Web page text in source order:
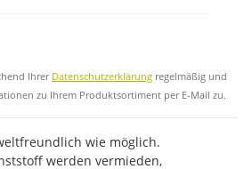
Ihrer Datenschutzerklärung regelmäßig und
zu Ihrem Produktsortiment per E-Mail zu.
wie möglich.
werden vermieden,